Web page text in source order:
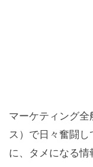
マーケティング
ス）で日々奮闘
に、タメになる情